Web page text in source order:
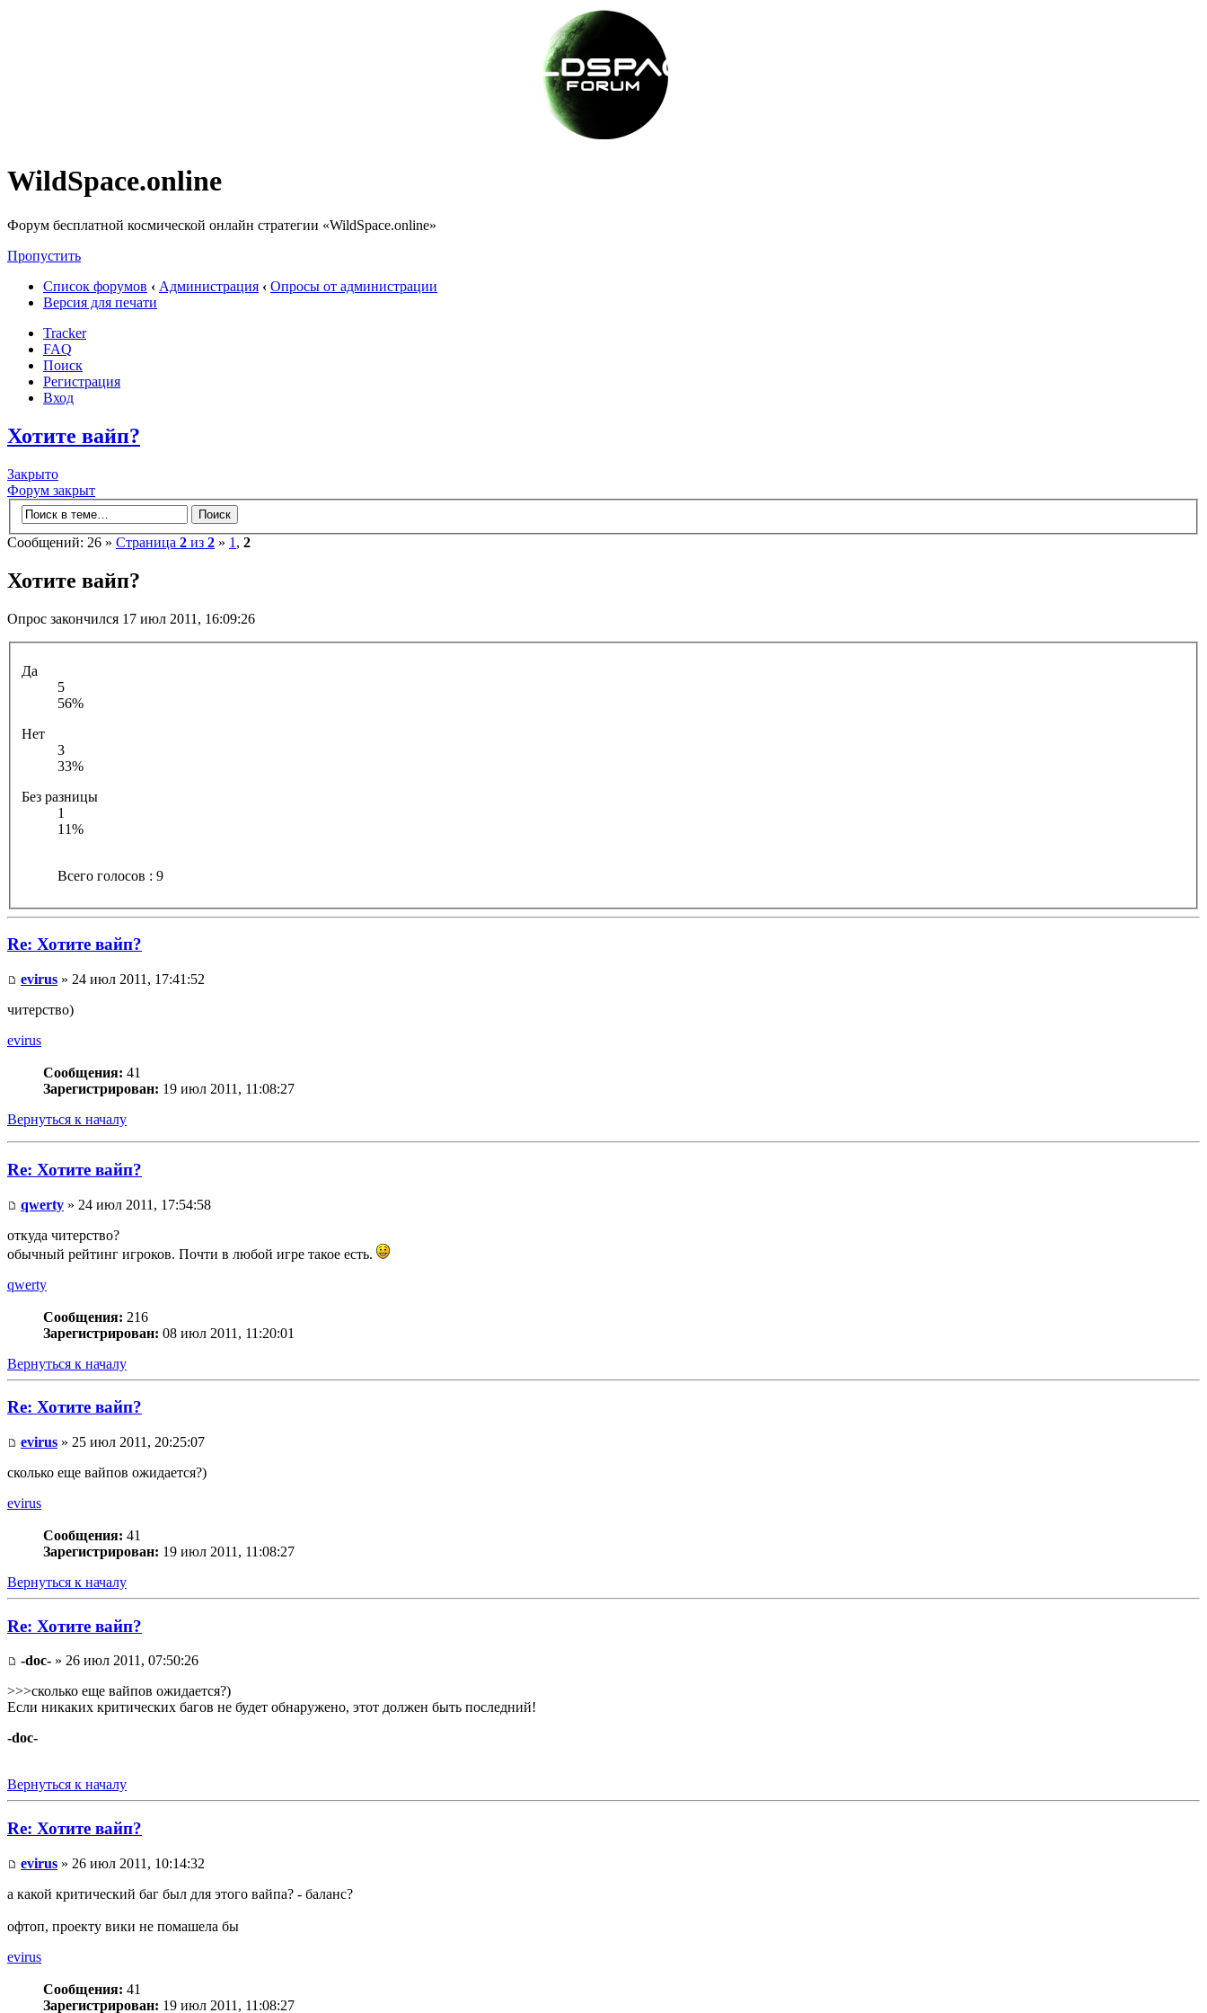
WildSpace.online
Форум бесплатной космической онлайн стратегии «WildSpace.online»
Пропустить
Список форумов ‹ Администрация ‹ Опросы от администрации
Версия для печати
Tracker
FAQ
Поиск
Регистрация
Вход
Хотите вайп?
Закрыто
Форум закрыт
Сообщений: 26 » Страница 2 из 2 » 1 , 2
Хотите вайп?
Опрос закончился 17 июл 2011, 16:09:26
Да
5
56%
Нет
3
33%
Без разницы
1
11%
Всего голосов : 9
Re: Хотите вайп?
evirus » 24 июл 2011, 17:41:52
читерство)
evirus
Сообщения: 41
Зарегистрирован: 19 июл 2011, 11:08:27
Вернуться к началу
Re: Хотите вайп?
qwerty » 24 июл 2011, 17:54:58
откуда читерство?
обычный рейтинг игроков. Почти в любой игре такое есть.
qwerty
Сообщения: 216
Зарегистрирован: 08 июл 2011, 11:20:01
Вернуться к началу
Re: Хотите вайп?
evirus » 25 июл 2011, 20:25:07
сколько еще вайпов ожидается?)
evirus
Сообщения: 41
Зарегистрирован: 19 июл 2011, 11:08:27
Вернуться к началу
Re: Хотите вайп?
-doc- » 26 июл 2011, 07:50:26
>>>сколько еще вайпов ожидается?)
Если никаких критических багов не будет обнаружено, этот должен быть последний!
-doc-
Вернуться к началу
Re: Хотите вайп?
evirus » 26 июл 2011, 10:14:32
а какой критический баг был для этого вайпа? - баланс?
офтоп, проекту вики не помашела бы
evirus
Сообщения: 41
Зарегистрирован: 19 июл 2011, 11:08:27